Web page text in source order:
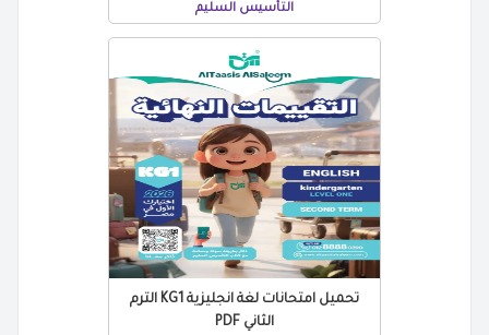
التأسيس السليم
تحميل امتحانات لغة انجليزية KG1 الترم
الثاني PDF